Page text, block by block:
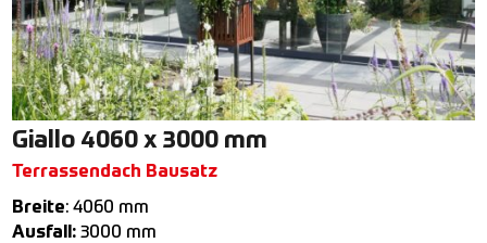
Giallo 4060 x 3000 mm
Terrassendach Bausatz
Breite: 4060 mm
Ausfall: 3000 mm